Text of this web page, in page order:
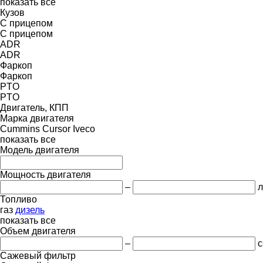
Кузов
С прицепом
С прицепом
ADR
ADR
Фаркоп
Фаркоп
PTO
PTO
Двигатель, КПП
Марка двигателя
Cummins Cursor Iveco
показать все
Модель двигателя
Мощность двигателя
–
Топливо
газ дизель
показать все
Объем двигателя
–
Сажевый фильтр